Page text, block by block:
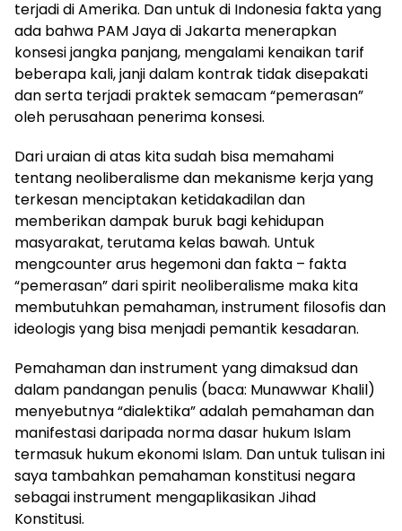
terjadi di Amerika. Dan untuk di Indonesia fakta yang
ada bahwa PAM Jaya di Jakarta menerapkan
konsesi jangka panjang, mengalami kenaikan tarif
beberapa kali, janji dalam kontrak tidak disepakati
dan serta terjadi praktek semacam “pemerasan”
oleh perusahaan penerima konsesi.
Dari uraian di atas kita sudah bisa memahami
tentang neoliberalisme dan mekanisme kerja yang
terkesan menciptakan ketidakadilan dan
memberikan dampak buruk bagi kehidupan
masyarakat, terutama kelas bawah. Untuk
mengcounter arus hegemoni dan fakta – fakta
“pemerasan” dari spirit neoliberalisme maka kita
membutuhkan pemahaman, instrument filosofis dan
ideologis yang bisa menjadi pemantik kesadaran.
Pemahaman dan instrument yang dimaksud dan
dalam pandangan penulis (baca: Munawwar Khalil)
menyebutnya “dialektika” adalah pemahaman dan
manifestasi daripada norma dasar hukum Islam
termasuk hukum ekonomi Islam. Dan untuk tulisan ini
saya tambahkan pemahaman konstitusi negara
sebagai instrument mengaplikasikan Jihad
Konstitusi.